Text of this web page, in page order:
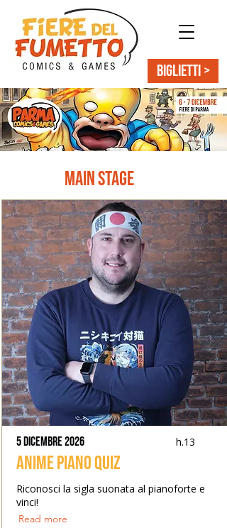
BIGLIETTI >
Main stage
5 dicembre 2026 h.13
Anime Piano Quiz
Riconosci la sigla suonata al pianoforte e
vinci!
Read more